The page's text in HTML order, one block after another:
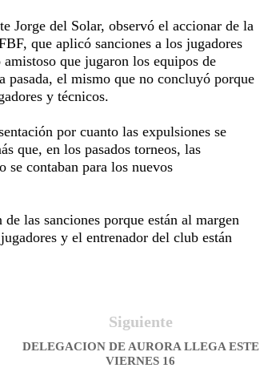
Jorge del Solar, observó el accionar de la
que aplicó sanciones a los jugadores
que jugaron los equipos de
el mismo que no concluyó porque
y técnicos.
por cuanto las expulsiones se
que, en los pasados torneos, las
se contaban para los nuevos
las sanciones porque están al margen
y el entrenador del club están
Siguiente
DELEGACION DE AURORA LLEGA ESTE
VIERNES 16